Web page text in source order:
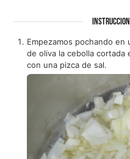
Empezamos pochando
de oliva la cebolla cortada
con una pizca de sal.